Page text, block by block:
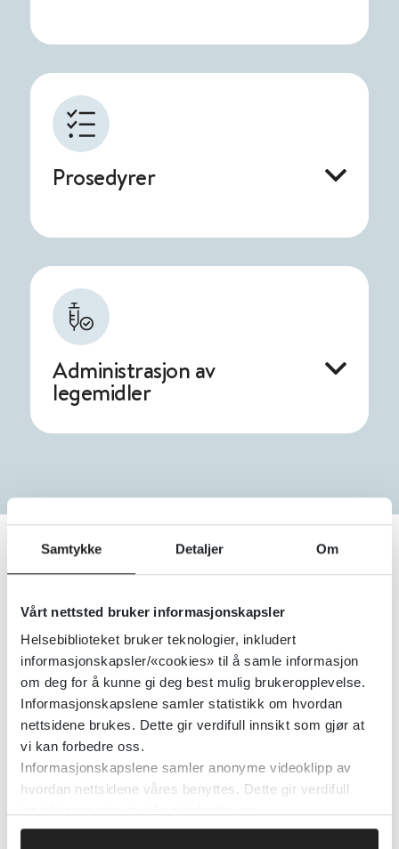
Samtykke Detaljer Om
Vårt nettsted bruker informasjonskapsler
Helsebiblioteket bruker teknologier, inkludert
informasjonskapsler/«cookies» til å samle informasjon
om deg for å kunne gi deg best mulig brukeropplevelse.
Informasjonskapslene samler statistikk om hvordan
nettsidene brukes. Dette gir verdifull innsikt som gjør at
vi kan forbedre oss.
Informasjonskapslene samler anonyme videoklipp av
hvordan nettsidene våres benyttes. Dette gir verdifull
Prosedyrer
Administrasjon av
legemidler
Utregning av
legemiddeldoser
Appen Legemiddelutregning er et
verktøy for beregning av antall tabletter
eller ml som den ordinerte dosen
tilsvarer, infusjonshastighet, fortynninger
med mer. Appen er utviklet av
Helsebiblioteket og Legemiddelverket.